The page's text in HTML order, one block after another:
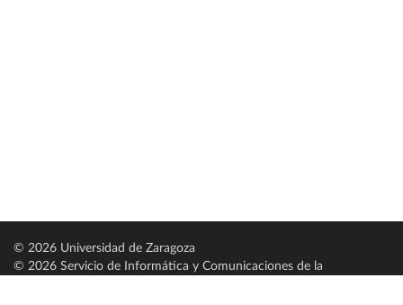
© 2026 Universidad de Zaragoza
© 2026 Servicio de Informática y Comunicaciones de la